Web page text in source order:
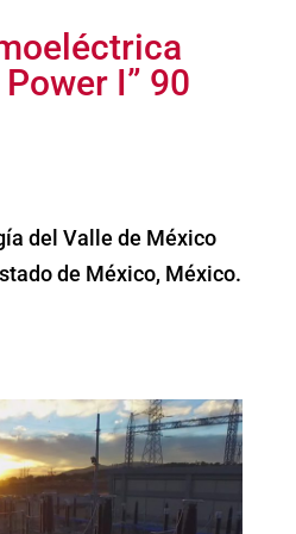
I” 90
del Valle de México
de México, México.